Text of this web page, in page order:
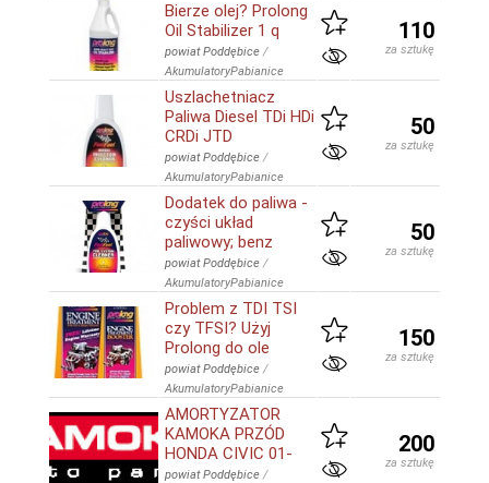
Bierze olej? Prolong
Oil Stabilizer 1 q
powiat Poddębice /
AkumulatoryPabianice
110
za sztukę
Uszlachetniacz
Paliwa Diesel TDi HDi
CRDi JTD
powiat Poddębice /
AkumulatoryPabianice
50
za sztukę
Dodatek do paliwa -
czyści układ
paliwowy; benz
powiat Poddębice /
AkumulatoryPabianice
50
za sztukę
Problem z TDI TSI
czy TFSI? Użyj
Prolong do ole
powiat Poddębice /
AkumulatoryPabianice
150
za sztukę
AMORTYZATOR
KAMOKA PRZÓD
HONDA CIVIC 01-
powiat Poddębice /
200
za sztukę